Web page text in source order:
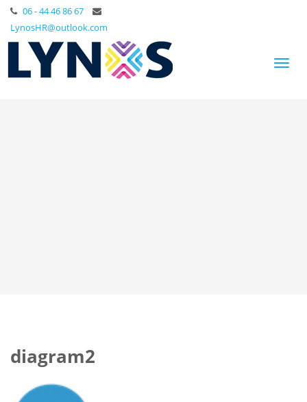
06 - 44 46 86 67
LynosHR@outlook.com
Toggle
diagram2